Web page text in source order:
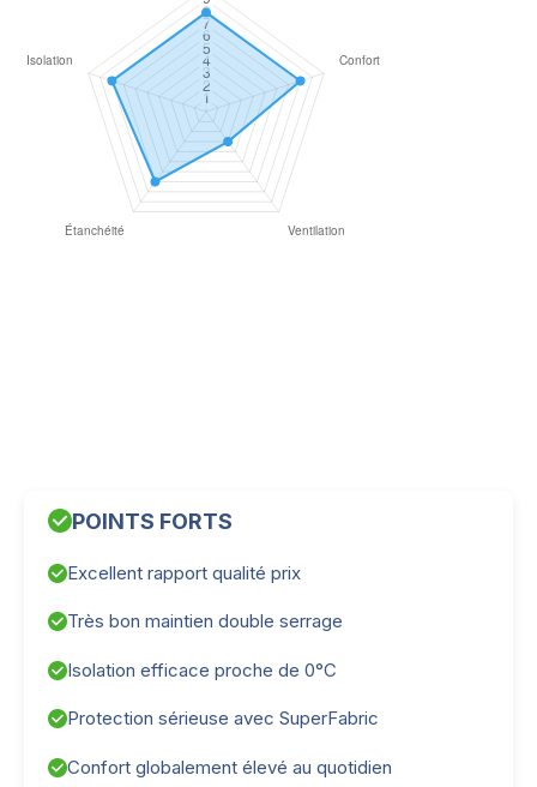
POINTS FORTS
Excellent rapport qualité prix
Très bon maintien double serrage
Isolation efficace proche de 0°C
Protection sérieuse avec SuperFabric
Confort globalement élevé au quotidien